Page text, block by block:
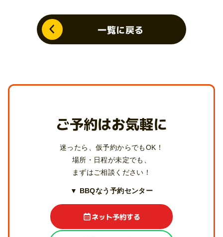
一覧に戻る
ご予約はお気軽に
迷ったら、仮予約からでもOK！
場所・日程が未定でも、
まずはご相談ください！
▼ BBQなう予約センター
ネット予約する